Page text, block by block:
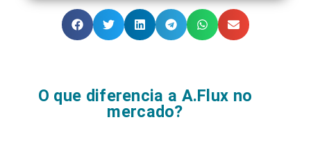
O que diferencia a A.Flux no
mercado?